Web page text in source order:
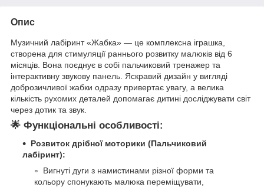
Опис
Музичний лабіринт «Жабка» — це комплексна іграшка,
створена для стимуляції раннього розвитку малюків від 6
місяців. Вона поєднує в собі пальчиковий тренажер та
інтерактивну звукову панель. Яскравий дизайн у вигляді
доброзичливої жабки одразу привертає увагу, а велика
кількість рухомих деталей допомагає дитині досліджувати світ
через дотик та звук.
🌟 Функціональні особливості:
Розвиток дрібної моторики (Пальчиковий
лабіринт):
Вигнуті дуги з намистинами різної форми та
кольору спонукають малюка переміщувати,